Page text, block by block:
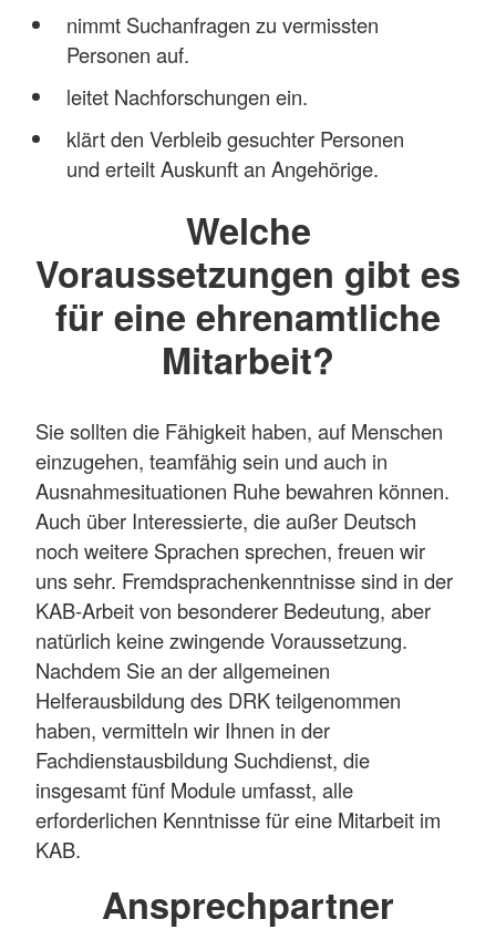
nimmt Suchanfragen zu vermissten
Personen auf.
leitet Nachforschungen ein.
klärt den Verbleib gesuchter Personen
und erteilt Auskunft an Angehörige.
Welche
Voraussetzungen gibt es
für eine ehrenamtliche
Mitarbeit?
Sie sollten die Fähigkeit haben, auf Menschen
einzugehen, teamfähig sein und auch in
Ausnahmesituationen Ruhe bewahren können.
Auch über Interessierte, die außer Deutsch
noch weitere Sprachen sprechen, freuen wir
uns sehr. Fremdsprachenkenntnisse sind in der
KAB-Arbeit von besonderer Bedeutung, aber
natürlich keine zwingende Voraussetzung.
Nachdem Sie an der allgemeinen
Helferausbildung des DRK teilgenommen
haben, vermitteln wir Ihnen in der
Fachdienstausbildung Suchdienst, die
insgesamt fünf Module umfasst, alle
erforderlichen Kenntnisse für eine Mitarbeit im
KAB.
Ansprechpartner